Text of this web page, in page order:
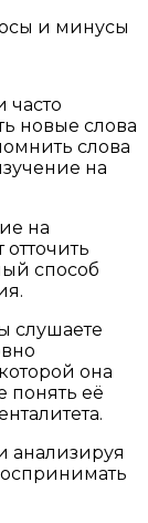
часто
новые слова
слова
на
на
способ
слушаете
она
понять её
анализируя